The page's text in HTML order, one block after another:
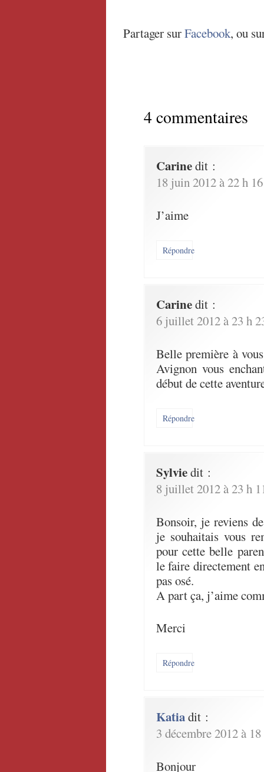
Partager surFacebook, ou
4 commentaires
Carinedit :
18 juin 2012 à 22 h
J’aime
Répondre
Carinedit :
6 juillet 2012 à 23 h
Belle première à
Avignon vous
début de cette
Répondre
Sylviedit :
8 juillet 2012 à 23 h
Bonsoir, je reviens
je souhaitais vous
pour cette belle
le faire directement
pas osé.
A part ça, j’aime
Merci
Répondre
Katiadit :
3 décembre 2012 à
Bonjour